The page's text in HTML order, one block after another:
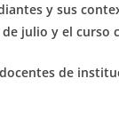
y sus
julio y el curso
docentes de